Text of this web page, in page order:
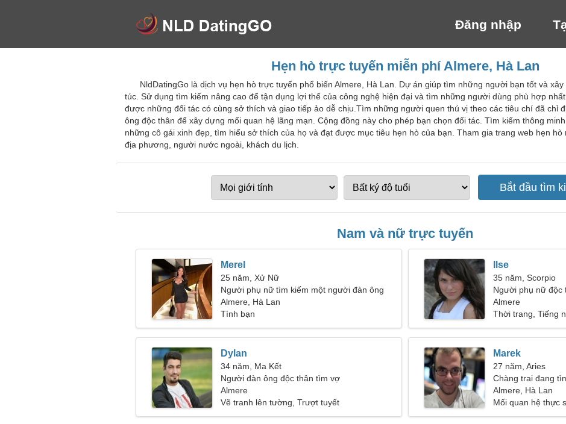
Đăng nhập
Hẹn hò trực tuyến miễn phí Almere, Hà Lan
NldDatingGo là dịch vụ hẹn hò trực tuyến phổ biến Almere, Hà Lan. Dự án giúp tìm những người bạn tốt và
túc. Sử dụng tìm kiếm nâng cao để tận dụng lợi thế của công nghệ hiện đại và tìm những người dùng phù hợp
được những đối tác có cùng sở thích và giao tiếp ảo dễ chịu.Tìm những người quen thú vị theo các tiêu chí đã chỉ
ông độc thân để xây dựng mối quan hệ lãng mạn. Cộng đồng này cho phép bạn chọn đối tác. Tìm kiếm thông
những cô gái xinh đẹp, tìm hiểu sở thích của họ và đạt được mục tiêu hẹn hò của bạn. Tham gia trang web hẹn
địa phương, người nước ngoài, khách du lịch.
Nam và nữ trực tuyến
Merel
25 năm, Xử Nữ
Người phụ nữ tìm kiếm một người đàn ông
26-36
Almere, Hà Lan
Tình bạn
Ilse
35 năm, Scorpio
Người phụ nữ độc
Almere
Thời trang, Tiếng
Dylan
34 năm, Ma Kết
Người đàn ông độc thân tìm vợ
Almere
Vẽ tranh lên tường, Trượt tuyết
Marek
27 năm, Aries
Chàng trai đang
Almere, Hà Lan
Mối quan hệ thực